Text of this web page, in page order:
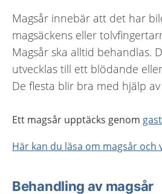
Magsår innebär att det har
magsäckens eller
Magsår ska alltid behandlas.
utvecklas till ett blödande
De flesta blir bra med hjälp
Ett magsår upptäcks genom
Här kan du läsa om magsår och
Behandling av magsår